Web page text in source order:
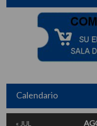
Calendario
« JUL